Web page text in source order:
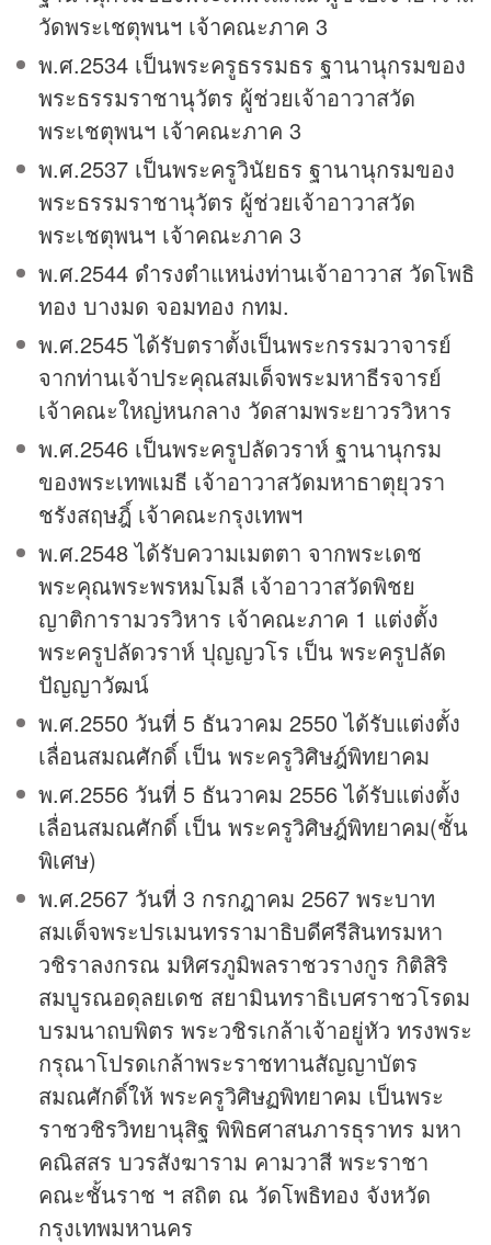
วัดพระเชตุพนฯ เจ้าคณะภาค 3
พ.ศ.2534 เป็นพระครูธรรมธร ฐานานุกรมของ
พระธรรมราชานุวัตร ผู้ช่วยเจ้าอาวาสวัด
พระเชตุพนฯ เจ้าคณะภาค 3
พ.ศ.2537 เป็นพระครูวินัยธร ฐานานุกรมของ
พระธรรมราชานุวัตร ผู้ช่วยเจ้าอาวาสวัด
พระเชตุพนฯ เจ้าคณะภาค 3
พ.ศ.2544 ดำรงตำแหน่งท่านเจ้าอาวาส วัดโพธิ
ทอง บางมด จอมทอง กทม.
พ.ศ.2545 ได้รับตราตั้งเป็นพระกรรมวาจารย์
จากท่านเจ้าประคุณสมเด็จพระมหาธีรจารย์
เจ้าคณะใหญ่หนกลาง วัดสามพระยาวรวิหาร
พ.ศ.2546 เป็นพระครูปลัดวราห์ ฐานานุกรม
ของพระเทพเมธี เจ้าอาวาสวัดมหาธาตุยุวรา
ชรังสฤษฎิ์ เจ้าคณะกรุงเทพฯ
พ.ศ.2548 ได้รับความเมตตา จากพระเดช
พระคุณพระพรหมโมลี เจ้าอาวาสวัดพิชย
ญาติการามวรวิหาร เจ้าคณะภาค 1 แต่งตั้ง
พระครูปลัดวราห์ ปุญญวโร เป็น พระครูปลัด
ปัญญาวัฒน์
พ.ศ.2550 วันที่ 5 ธันวาคม 2550 ได้รับแต่งตั้ง
เลื่อนสมณศักดิ์ เป็น พระครูวิศิษฎ์พิทยาคม
พ.ศ.2556 วันที่ 5 ธันวาคม 2556 ได้รับแต่งตั้ง
เลื่อนสมณศักดิ์ เป็น พระครูวิศิษฎ์พิทยาคม(ชั้น
พิเศษ)
พ.ศ.2567 วันที่ 3 กรกฎาคม 2567 พระบาท
สมเด็จพระปรเมนทรรามาธิบดีศรีสินทรมหา
วชิราลงกรณ มหิศรภูมิพลราชวรางกูร กิติสิริ
สมบูรณอดุลยเดช สยามินทราธิเบศราชวโรดม
บรมนาถบพิตร พระวชิรเกล้าเจ้าอยู่หัว ทรงพระ
กรุณาโปรดเกล้าพระราชทานสัญญาบัตร
สมณศักดิ์ให้ พระครูวิศิษฏพิทยาคม เป็นพระ
ราชวชิรวิทยานุสิฐ พิพิธศาสนภารธุราทร มหา
คณิสสร บวรสังฆาราม คามวาสี พระราชา
คณะชั้นราช ฯ สถิต ณ วัดโพธิทอง จังหวัด
กรุงเทพมหานคร